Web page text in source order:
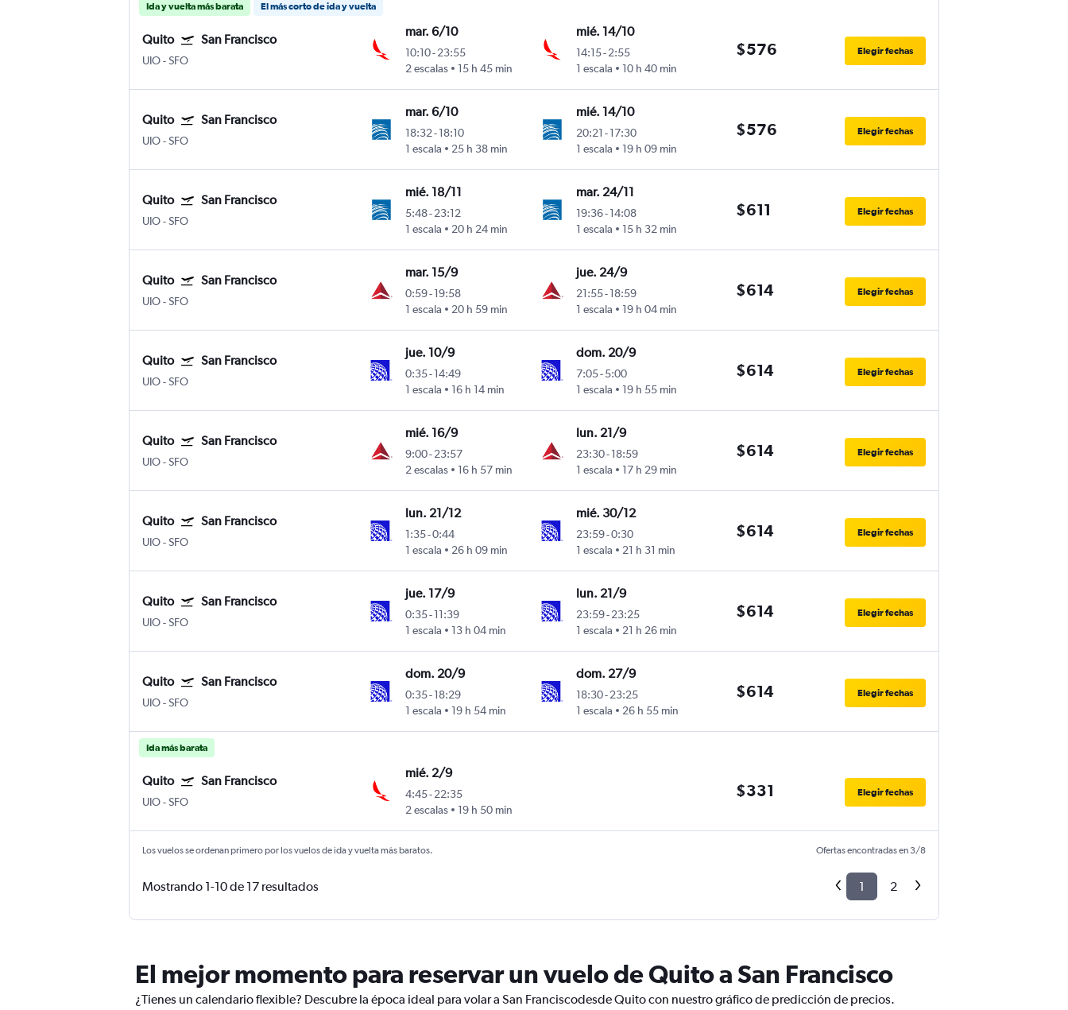
Ida y vuelta más barata El más corto de ida y vuelta
Quito San Francisco
UIO-SFO
mar. 6/10
10:10-23:55
2 escalas
15 h 45 min
mié. 14/10
14:15-2:55
1 escala
10 h 40 min
$576 Elegir fechas
Quito San Francisco
UIO-SFO
mar. 6/10
18:32-18:10
1 escala
25 h 38 min
mié. 14/10
20:21 -17:30
1 escala
19 h 09 min
$576 Elegir fechas
Quito San Francisco
UIO-SFO
mié. 18/11
5:48-23:12
1 escala
20 h 24 min
mar. 24/11
19:36-14:08
1 escala
15 h 32 min
$611 Elegir fechas
Quito San Francisco
UIO-SFO
mar. 15/9
0:59-19:58
1 escala
20 h 59 min
jue. 24/9
21:55-18:59
1 escala
19 h 04 min
$614 Elegir fechas
Quito San Francisco
UIO-SFO
jue. 10/9
0:35-14:49
1 escala
16 h 14 min
dom. 20/9
7:05-5:00
1 escala
19 h 55 min
$614 Elegir fechas
Quito San Francisco
UIO-SFO
mié. 16/9
9:00-23:57
2 escalas
16 h 57 min
lun. 21/9
23:30-18:59
1 escala
17 h 29 min
$614 Elegir fechas
Quito San Francisco
UIO-SFO
lun. 21/12
1:35-0:44
1 escala
26 h 09 min
mié. 30/12
23:59-0:30
1 escala
21 h 31 min
$614 Elegir fechas
Quito San Francisco
UIO-SFO
jue. 17/9
0:35-11:39
1 escala
13 h 04 min
lun. 21/9
23:59-23:25
1 escala
21 h 26 min
$614 Elegir fechas
Quito San Francisco
UIO-SFO
dom. 20/9
0:35-18:29
1 escala
19 h 54 min
dom. 27/9
18:30-23:25
1 escala
26 h 55 min
$614 Elegir fechas
Ida más barata
Quito San Francisco
UIO-SFO
mié. 2/9
4:45-22:35
2 escalas
19 h 50 min
$331 Elegir fechas
Los vuelos se ordenan primero por los vuelos de ida y vuelta más baratos. Ofertas encontradas en 3/8
Mostrando 1-10 de 17 resultados 1 2
El mejor momento para reservar un vuelo de Quito a San Francisco
¿Tienes un calendario flexible? Descubre la época ideal para volar a San Franciscodesde Quito con nuestro gráfico de predicción de precios.